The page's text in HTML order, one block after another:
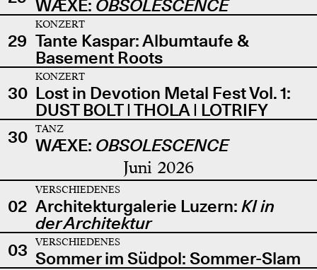
WÆXE: OBSOLESCENCE
29
KONZERT
Tante Kaspar: Albumtaufe &
Basement Roots
30
KONZERT
Lost in Devotion Metal Fest Vol. 1:
DUST BOLT | THOLA | LOTRIFY
30
TANZ
WÆXE: OBSOLESCENCE
Juni 2026
02
VERSCHIEDENES
Architekturgalerie Luzern: KI in
der Architektur
03
VERSCHIEDENES
Sommer im Südpol: Sommer-Slam